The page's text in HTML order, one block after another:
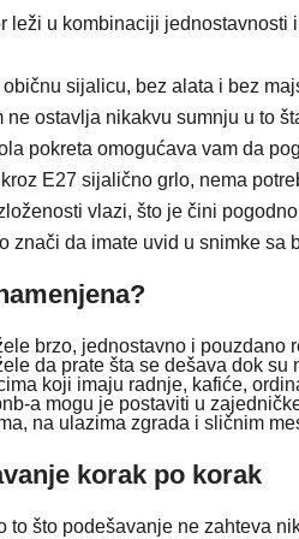
u kombinaciji
sijalicu, bez alata i bez
ostavlja nikakvu sumnju u to
pokreta omogućava vam da
E27 sijalično grlo, nema
vlazi, što je čini
znači da imate uvid u snimke sa
brzo, jednostavno i
da prate šta se dešava dok
koji imaju radnje, kafiće,
a mogu je postaviti u
na ulazima zgrada i sličnim
korak po korak
što podešavanje ne zahteva